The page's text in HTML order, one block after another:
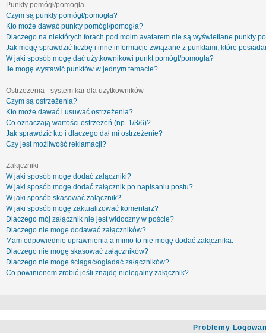
Punkty pomógł/pomogła
Czym są punkty pomógł/pomogła?
Kto może dawać punkty pomógł/pomogła?
Dlaczego na niektórych forach pod moim avatarem nie są wyświetlane punkty
Jak mogę sprawdzić liczbę i inne informacje związane z punktami, które
W jaki sposób mogę dać użytkownikowi punkt pomógł/pomogła?
Ile mogę wystawić punktów w jednym temacie?
Ostrzeżenia - system kar dla użytkowników
Czym są ostrzeżenia?
Kto może dawać i usuwać ostrzeżenia?
Co oznaczają wartości ostrzeżeń (np. 1/3/6)?
Jak sprawdzić kto i dlaczego dał mi ostrzeżenie?
Czy jest możliwość reklamacji?
Załączniki
W jaki sposób mogę dodać załączniki?
W jaki sposób mogę dodać załącznik po napisaniu postu?
W jaki sposób skasować załącznik?
W jaki sposób mogę zaktualizować komentarz?
Dlaczego mój załącznik nie jest widoczny w poście?
Dlaczego nie mogę dodawać załączników?
Mam odpowiednie uprawnienia a mimo to nie mogę dodać załącznika.
Dlaczego nie mogę skasować załączników?
Dlaczego nie mogę ściągać/ogladać załączników?
Co powinienem zrobić jeśli znajdę nielegalny załącznik?
Problemy